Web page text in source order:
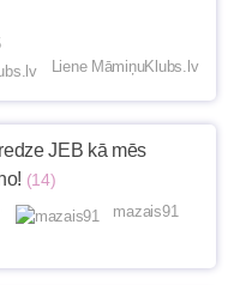
Liene MāmiņuKlubs.lv
JEB kā mēs
(14)
mazais91